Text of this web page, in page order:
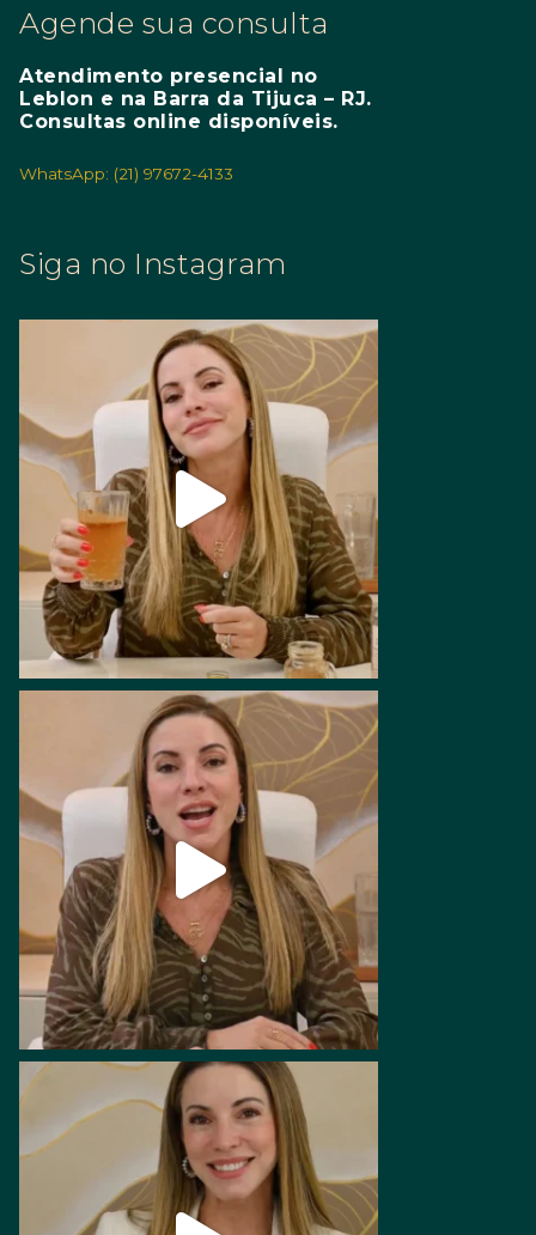
Agende sua consulta
Atendimento presencial no
Leblon e na Barra da Tijuca – RJ.
Consultas online disponíveis.
WhatsApp: (21) 97672-4133
Siga no Instagram